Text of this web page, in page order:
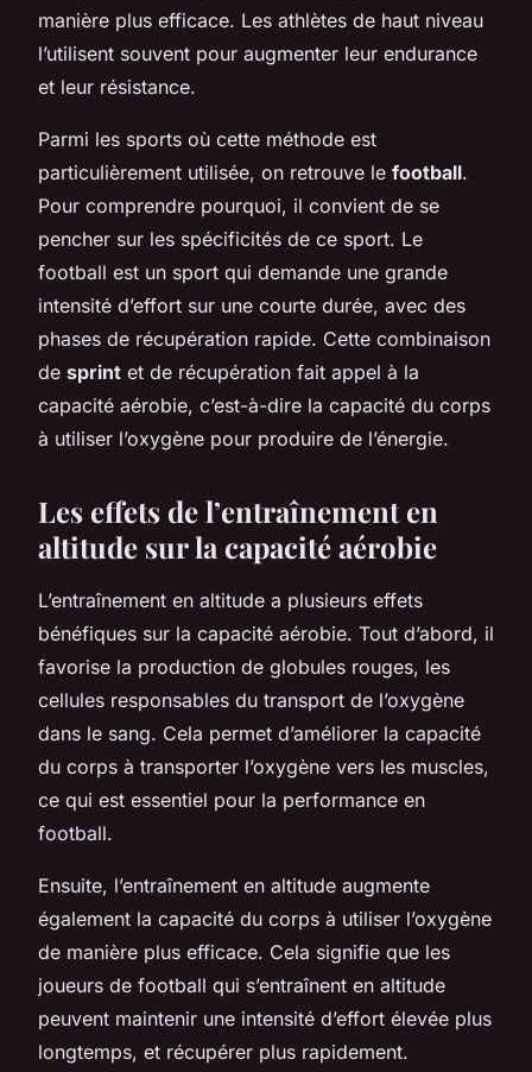
manière plus efficace. Les athlètes de haut niveau
l’utilisent souvent pour augmenter leur endurance
et leur résistance.
Parmi les sports où cette méthode est
particulièrement utilisée, on retrouve le football.
Pour comprendre pourquoi, il convient de se
pencher sur les spécificités de ce sport. Le
football est un sport qui demande une grande
intensité d’effort sur une courte durée, avec des
phases de récupération rapide. Cette combinaison
de sprint et de récupération fait appel à la
capacité aérobie, c’est-à-dire la capacité du corps
à utiliser l’oxygène pour produire de l’énergie.
Les effets de l’entraînement en
altitude sur la capacité aérobie
L’entraînement en altitude a plusieurs effets
bénéfiques sur la capacité aérobie. Tout d’abord, il
favorise la production de globules rouges, les
cellules responsables du transport de l’oxygène
dans le sang. Cela permet d’améliorer la capacité
du corps à transporter l’oxygène vers les muscles,
ce qui est essentiel pour la performance en
football.
Ensuite, l’entraînement en altitude augmente
également la capacité du corps à utiliser l’oxygène
de manière plus efficace. Cela signifie que les
joueurs de football qui s’entraînent en altitude
peuvent maintenir une intensité d’effort élevée plus
longtemps, et récupérer plus rapidement.